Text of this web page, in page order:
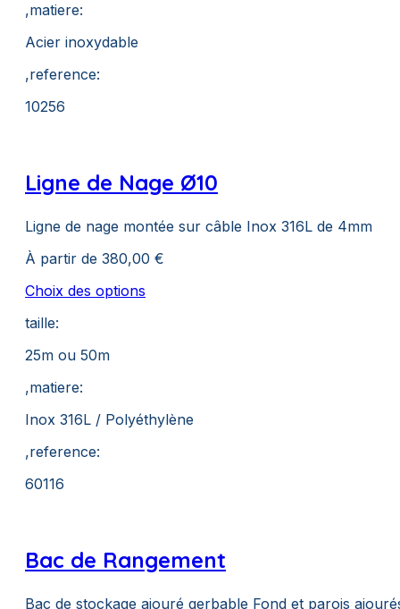
,matiere:
Acier inoxydable
,reference:
10256
Ligne de Nage Ø10
Ligne de nage montée sur câble Inox 316L de 4mm
À partir de 380,00 €
Choix des options
peuvent
être
taille:
25m ou 50m
,matiere:
Inox 316L / Polyéthylène
,reference:
60116
Bac de Rangement
Bac de stockage ajouré gerbable Fond et parois